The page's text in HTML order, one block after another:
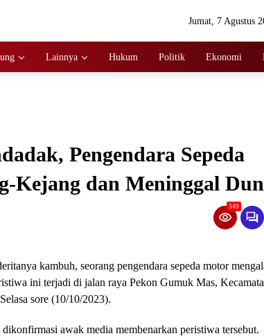
Jumat, 7 Agustus
Lainnya Hukum Politik Ekonomi
Pengendara Sepeda
Kejang dan Meninggal
349
kambuh, seorang pengendara sepeda motor
ini terjadi di jalan raya Pekon Gumuk Mas,
sore (10/10/2023).
awak media membenarkan peristiwa tersebut.